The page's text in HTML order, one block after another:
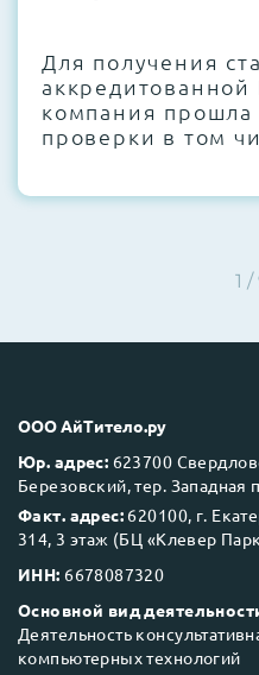
Этап 4:Стресс-
нагрузкой в течение
проверки
Next Business Day
Для получения
компания прошла
проверки в том
1 /
ООО АйТитело.ру
Юр. адрес: 623700
Березовский, тер.
Факт. адрес: 620100, г.
314, 3 этаж (БЦ «Клевер
ИНН: 6678087320
Основной вид
Деятельность
компьютерных технологий